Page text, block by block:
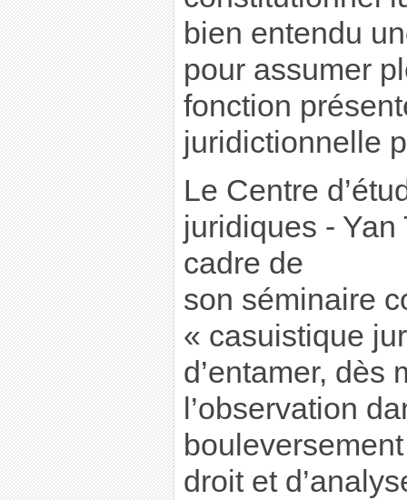
bien entendu
pour assumer
fonction
juridictionnelle
Le Centre
juridiques -
cadre de
son séminaire
« casuistique
d’entamer, dès
l’observation
droit et